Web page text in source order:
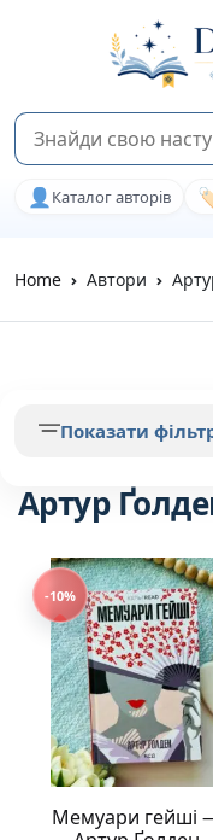
👤 Каталог авторів
Home Автори
Артур
-10%
Мемуари гейші
Показати